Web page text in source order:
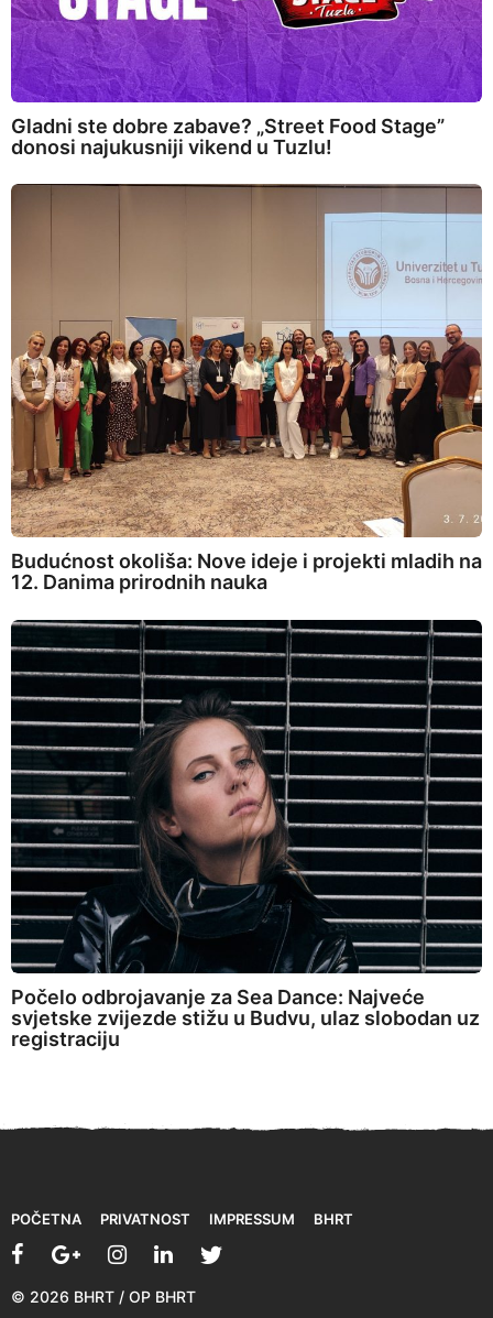
Gladni ste dobre zabave? „Street Food Stage”
donosi najukusniji vikend u Tuzlu!
Budućnost okoliša: Nove ideje i projekti mladih na
12. Danima prirodnih nauka
Počelo odbrojavanje za Sea Dance: Najveće
svjetske zvijezde stižu u Budvu, ulaz slobodan uz
registraciju
POČETNA PRIVATNOST IMPRESSUM BHRT
© 2026 BHRT / OP BHRT